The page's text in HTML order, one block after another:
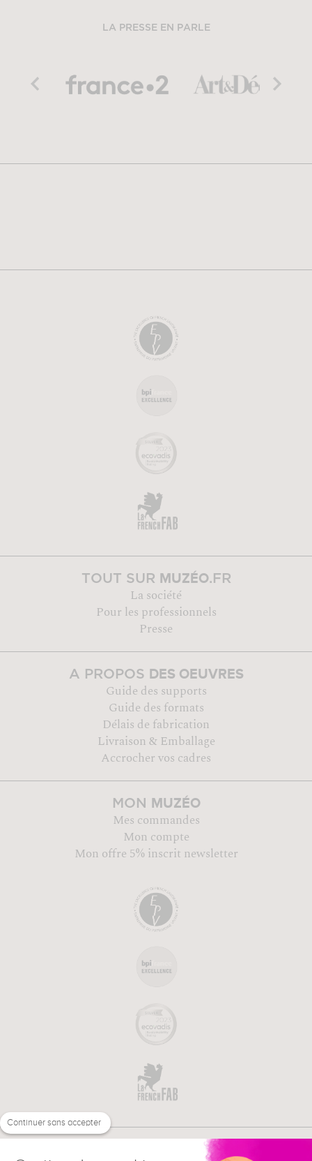
LA PRESSE EN PARLE
TOUT SUR MUZÉO.FR
La société
Pour les professionnels
Presse
A PROPOS DES OEUVRES
Guide des supports
Guide des formats
Délais de fabrication
Livraison & Emballage
Accrocher vos cadres
MON MUZÉO
Mes commandes
Mon compte
Mon offre 5% inscrit newsletter
Continuer sans accepter